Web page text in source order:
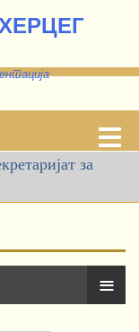
за
≡